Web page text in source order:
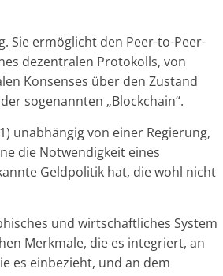
Sie ermöglicht den Peer-to-Peer-
dezentralen Protokolls, von
Konsenses über den Zustand
sogenannten „Blockchain“.
unabhängig von einer Regierung,
die Notwendigkeit eines
Geldpolitik hat, die wohl nicht
und wirtschaftliches System
Merkmale, die es integriert, an
es einbezieht, und an dem